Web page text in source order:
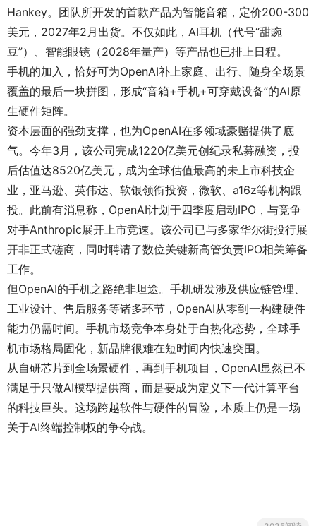
Hankey。团队所开发的首款产品为智能音箱，定价200-300
美元，2027年2月出货。不仅如此，AI耳机（代号“甜豌
豆”）、智能眼镜（2028年量产）等产品也已排上日程。
手机的加入，恰好可为OpenAI补上家庭、出行、随身全场景
覆盖的最后一块拼图，形成“音箱+手机+可穿戴设备”的AI原
生硬件矩阵。
资本层面的强劲支撑，也为OpenAI在多领域豪赌提供了底
气。今年3月，该公司完成1220亿美元创纪录私募融资，投
后估值达8520亿美元，成为全球估值最高的未上市科技企
业，亚马逊、英伟达、软银领衔投资，微软、a16z等机构跟
投。此前有消息称，OpenAI计划于四季度启动IPO，与竞争
对手Anthropic展开上市竞速。该公司已与多家华尔街投行展
开非正式磋商，同时聘请了数位关键新高管负责IPO相关筹备
工作。
但OpenAI的手机之路绝非坦途。手机研发涉及供应链管理、
工业设计、售后服务等诸多环节，OpenAI从零到一构建硬件
能力仍需时间。手机市场竞争本身处于白热化态势，全球手
机市场格局固化，新品牌很难在短时间内快速突围。
从自研芯片到全场景硬件，再到手机项目，OpenAI显然已不
满足于只做AI模型提供商，而是要成为定义下一代计算平台
的科技巨头。这场跨越软件与硬件的冒险，本质上仍是一场
关于AI终端控制权的争夺战。